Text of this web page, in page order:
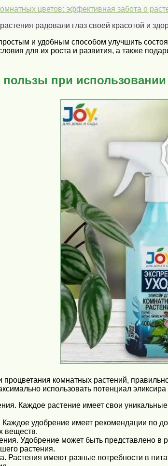
цветов: эффективная забота о
радовали глаз своей красотой и
и удобным способом улучшить
для их роста и развития, а также
при
процветания комнатных растений,
использовать потенциал
Каждое растение имеет свои
удобрение имеет рекомендации по
веществ.
Удобрение может быть представлено
растения.
Растения имеют разные потребности в